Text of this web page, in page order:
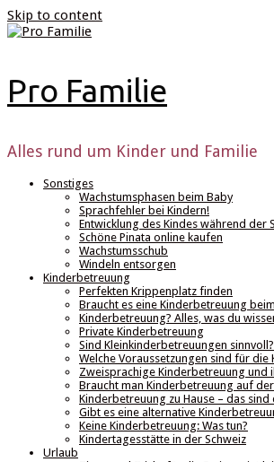
Skip to content
Pro Familie
Alles rund um Kinder und Familie
Sonstiges
Wachstumsphasen beim Baby
Sprachfehler bei Kindern!
Entwicklung des Kindes während der
Schöne Pinata online kaufen
Wachstumsschub
Windeln entsorgen
Kinderbetreuung
Perfekten Krippenplatz finden
Braucht es eine Kinderbetreuung
Kinderbetreuung? Alles, was du
Private Kinderbetreuung
Sind Kleinkinderbetreuungen
Welche Voraussetzungen sind für
Zweisprachige Kinderbetreuung und
Braucht man Kinderbetreuung auf der
Kinderbetreuung zu Hause – das sind
Gibt es eine alternative
Keine Kinderbetreuung: Was tun?
Kindertagesstätte in der Schweiz
Urlaub